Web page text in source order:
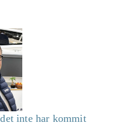
inte har kommit